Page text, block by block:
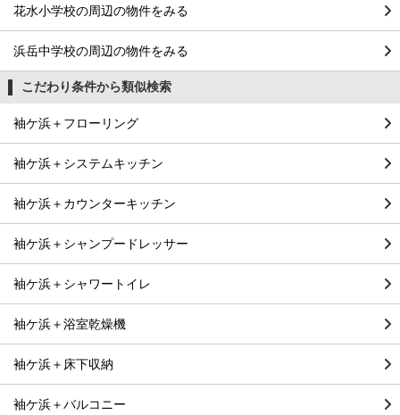
花水小学校の周辺の物件をみる
浜岳中学校の周辺の物件をみる
こだわり条件から類似検索
袖ケ浜＋フローリング
袖ケ浜＋システムキッチン
袖ケ浜＋カウンターキッチン
袖ケ浜＋シャンプードレッサー
袖ケ浜＋シャワートイレ
袖ケ浜＋浴室乾燥機
袖ケ浜＋床下収納
袖ケ浜＋バルコニー